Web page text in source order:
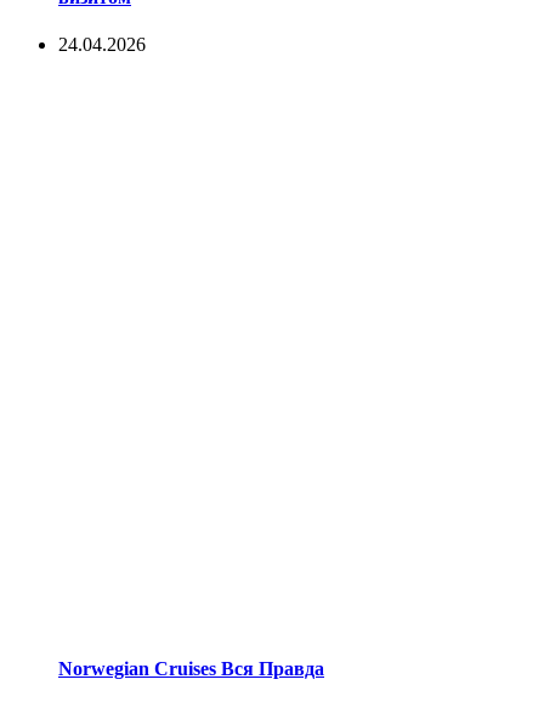
24.04.2026
Norwegian Cruises Вся Правда